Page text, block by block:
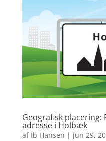
Geografisk placering:
adresse i Holbæk
af Ib Hansen | jun 29,